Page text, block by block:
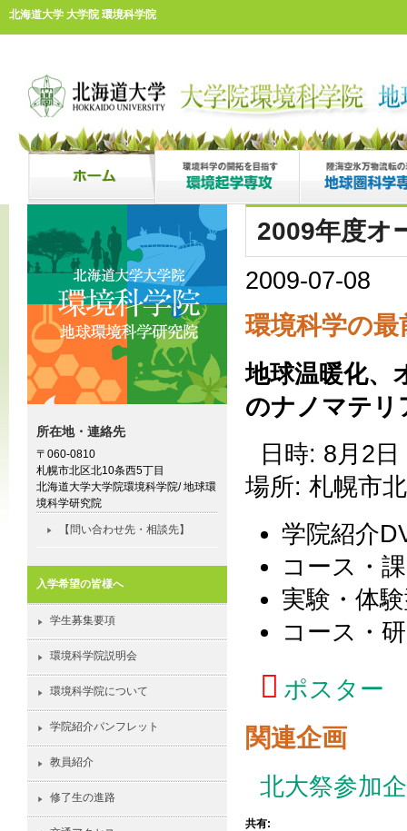
北海道大学 大学院 環境科学院
2009年度オ
2009-07-08
環境科学の
地球温暖化、
のナノマテリ
日時: 8月2
場所: 札幌市
学院紹介
コース・
実験・体
コース・
ポスター
関連企画
北大祭参加
共有:
所在地・連絡先
〒060-0810
札幌市北区北10条西5丁目
北海道大学大学院環境科学院/ 地球環
境科学研究院
【問い合わせ先・相談先】
入学希望の皆様へ
学生募集要項
環境科学院説明会
環境科学院について
学院紹介パンフレット
教員紹介
修了生の進路